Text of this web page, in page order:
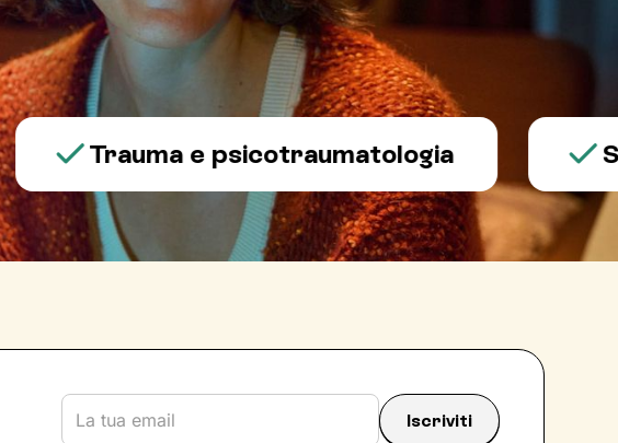
Trauma e psicotraumatologia